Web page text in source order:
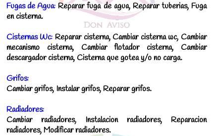
Fugas de Agua: Reparar fuga de agua, Reparar tuberias, Fuga
en cisterna.
Cisternas Wc: Reparar cisterna, Cambiar cisterna wc, Cambiar
mecanismo cisterna, Cambiar flotador cisterna, Cambiar
descargador cisterna, Cisterna que gotea y/o no carga.
Grifos:
Cambiar grifos, Instalar grifos, Reparar grifos.
Radiadores:
Cambiar radiadores, Instalacion radiadores, Reparacion
radiadores, Modificar radiadores.